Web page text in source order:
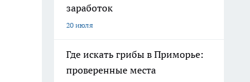
заработок
20 июля
Где искать грибы в Приморье:
проверенные места